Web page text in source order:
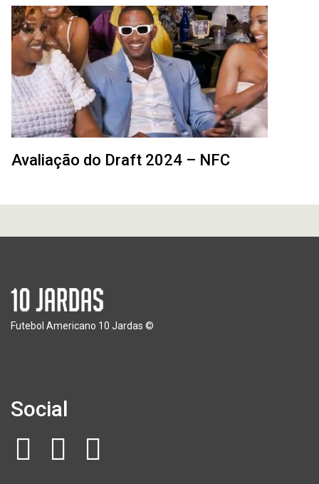
Avaliação do Draft 2024 – NFC
Futebol Americano 10 Jardas ©
Social